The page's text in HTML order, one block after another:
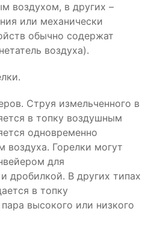
воздухом, в других –
или механически
обычно содержат
воздуха).
Струя измельченного в
в топку воздушным
одновременно
воздуха. Горелки могут
для
дробилкой. В других типах
в топку
высокого или низкого